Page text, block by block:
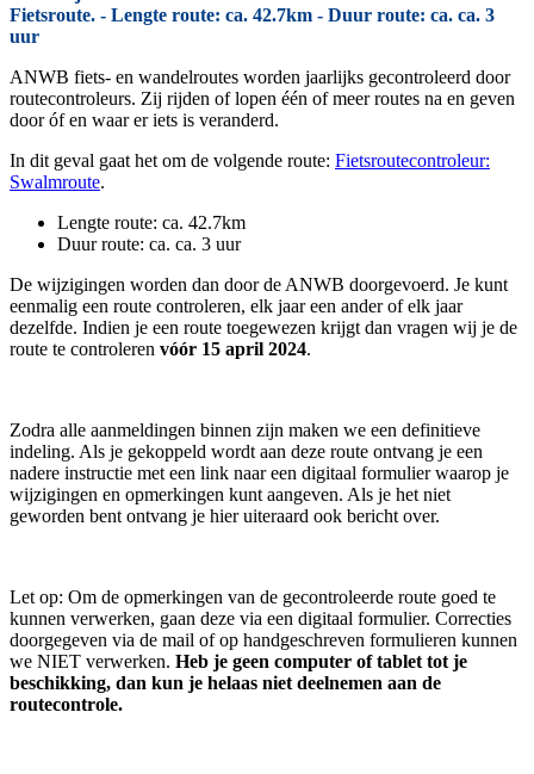
Fietsroute. - Lengte route: ca. 42.7km - Duur route: ca. ca. 3
uur
ANWB fiets- en wandelroutes worden jaarlijks gecontroleerd door
routecontroleurs. Zij rijden of lopen één of meer routes na en geven
door óf en waar er iets is veranderd.
In dit geval gaat het om de volgende route: Fietsroutecontroleur:
Swalmroute.
Lengte route: ca. 42.7km
Duur route: ca. ca. 3 uur
De wijzigingen worden dan door de ANWB doorgevoerd. Je kunt
eenmalig een route controleren, elk jaar een ander of elk jaar
dezelfde. Indien je een route toegewezen krijgt dan vragen wij je de
route te controleren vóór 15 april 2024.
Zodra alle aanmeldingen binnen zijn maken we een definitieve
indeling. Als je gekoppeld wordt aan deze route ontvang je een
nadere instructie met een link naar een digitaal formulier waarop je
wijzigingen en opmerkingen kunt aangeven. Als je het niet
geworden bent ontvang je hier uiteraard ook bericht over.
Let op: Om de opmerkingen van de gecontroleerde route goed te
kunnen verwerken, gaan deze via een digitaal formulier. Correcties
doorgegeven via de mail of op handgeschreven formulieren kunnen
we NIET verwerken. Heb je geen computer of tablet tot je
beschikking, dan kun je helaas niet deelnemen aan de
routecontrole.